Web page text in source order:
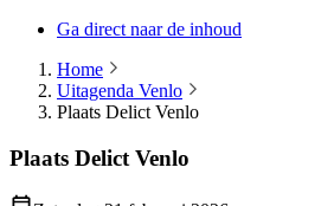
Ga direct naar de inhoud
Home
Uitagenda Venlo
Plaats Delict Venlo
Plaats Delict Venlo